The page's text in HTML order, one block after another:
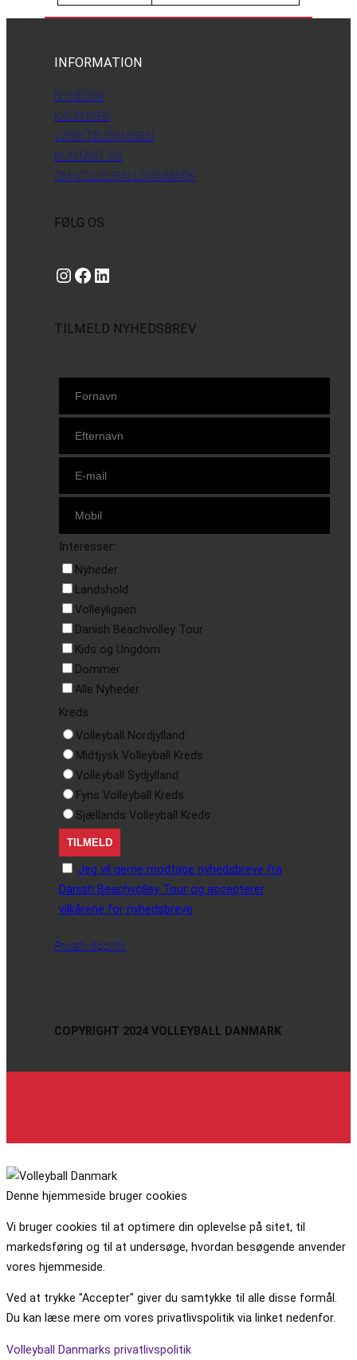
INFORMATION
NYHEDER
KALENDER
VÆRKTØJSKASSEN
KONTAKT OS
OM VOLLEYBALL DANMARK
FØLG OS
Instagram https://www.facebook.com/danishbeachvolleytour LinkedIn
TILMELD NYHEDSBREV
Interesser:
Nyheder
Landshold
Volleyligaen
Danish Beachvolley Tour
Kids og Ungdom
Dommer
Alle Nyheder
Kreds:
Volleyball Nordjylland
Midtjysk Volleyball Kreds
Volleyball Sydjylland
Fyns Volleyball Kreds
Sjællands Volleyball Kreds
Jeg vil gerne modtage nyhedsbreve fra
Danish Beachvolley Tour og accepterer
vilkårene for nyhedsbreve
Privatlivspolitik
COPYRIGHT 2024 VOLLEYBALL DANMARK
Denne hjemmeside bruger cookies
Vi bruger cookies til at optimere din oplevelse på sitet, til
markedsføring og til at undersøge, hvordan besøgende anvender
vores hjemmeside.
Ved at trykke "Accepter" giver du samtykke til alle disse formål.
Du kan læse mere om vores privatlivspolitik via linket nedenfor.
Volleyball Danmarks privatlivspolitik